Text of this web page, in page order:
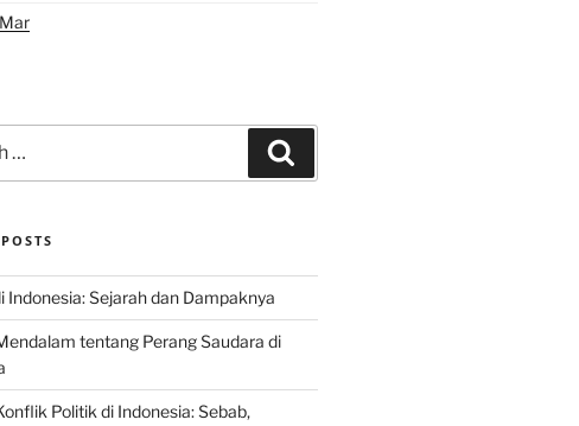
Indonesia: Sejarah dan Dampaknya
tentang Perang Saudara di
Politik di Indonesia: Sebab,